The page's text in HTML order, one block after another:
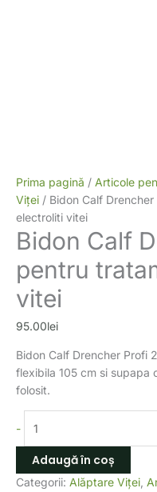
Prima pagină / Articole
Viței / Bidon Calf
electroliti vitei
Bidon Calf
pentru
vitei
95.00lei
Bidon Calf Drencher Profi
flexibila 105 cm si supapa
folosit.
-
Adaugă în coș
Categorii: Alăptare Viței